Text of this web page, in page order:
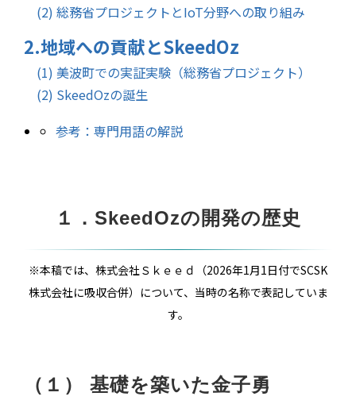
(2) 総務省プロジェクトとIoT分野への取り組み
2.地域への貢献とSkeedOz
(1) 美波町での実証実験（総務省プロジェクト）
(2) SkeedOzの誕生
参考：専門用語の解説
１．SkeedOzの開発の歴史
※本稿では、株式会社Ｓｋｅｅｄ（2026年1月1日付でSCSK
株式会社に吸収合併）について、当時の名称で表記していま
す。
（１） 基礎を築いた金子勇